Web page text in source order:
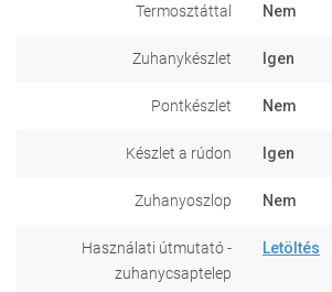
Termosztáttal Nem
Zuhanykészlet Igen
Pontkészlet Nem
Készlet a rúdon Igen
Zuhanyoszlop Nem
Használati útmutató -
zuhanycsaptelep
Letöltés